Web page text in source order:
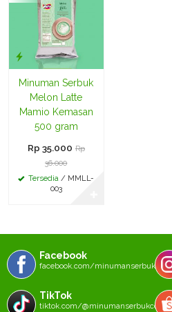
Minuman Serbuk
Melon Latte
Mamio Kemasan
500 gram
Rp 35.000 Rp
36.000
Tersedia / MMLL-
003
Facebook
facebook.com/minumanserbukcom
TikTok
tiktok.com/@minumanserbukcom